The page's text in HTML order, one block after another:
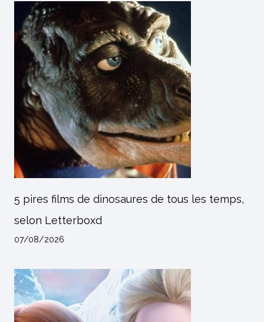
5 pires films de dinosaures de tous les temps,
selon Letterboxd
07/08/2026